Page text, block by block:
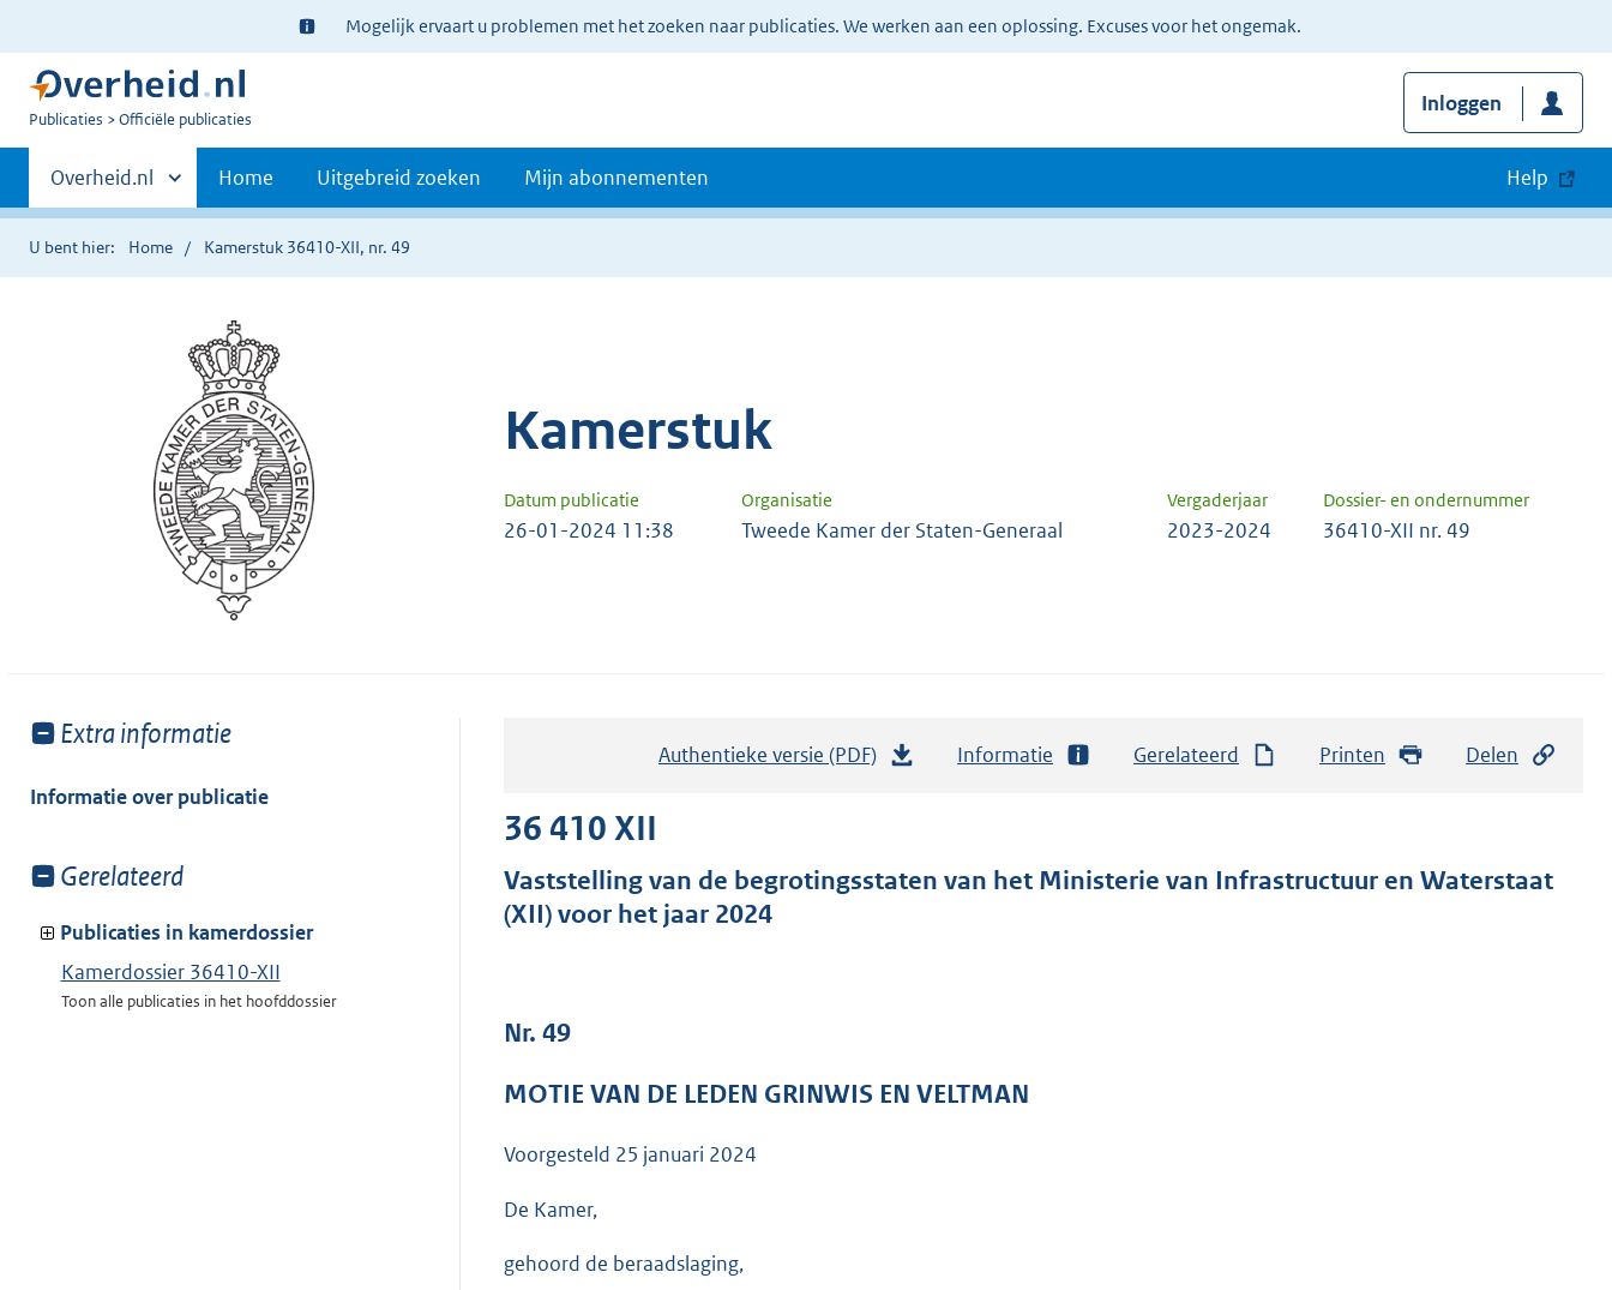
Ter
informatie:
Mogelijk ervaart u problemen met het zoeken naar publicaties. We werken aan een oplossing. Excuses voor het ongemak.
U
Publicaties Officiële publicaties
Inloggen
Primaire
navigatie
Andere
sites
binnen
Overheid.nl Home Uitgebreid zoeken Mijn abonnementen Help
U bent hier: Home Kamerstuk 36410-XII, nr. 49
Kamerstuk
Datum publicatie Organisatie Vergaderjaar Dossier- en ondernummer
26-01-2024 11:38 Tweede Kamer der Staten-Generaal 2023-2024 36410-XII nr. 49
Toon
van:
Extra informatie
Informatie over publicatie
Toon
van:
Gerelateerd
Publicaties in kamerdossier
Kamerdossier 36410-XII
Toon alle publicaties in het hoofddossier
Authentieke versie (PDF)
a
o
o
Informatie Gerelateerd Printen Delen
36 410 XII
Vaststelling van de begrotingsstaten van het Ministerie van Infrastructuur en Waterstaat
(XII) voor het jaar 2024
Nr. 49
MOTIE VAN DE LEDEN GRINWIS EN VELTMAN
Voorgesteld 25 januari 2024
De Kamer,
gehoord de beraadslaging,